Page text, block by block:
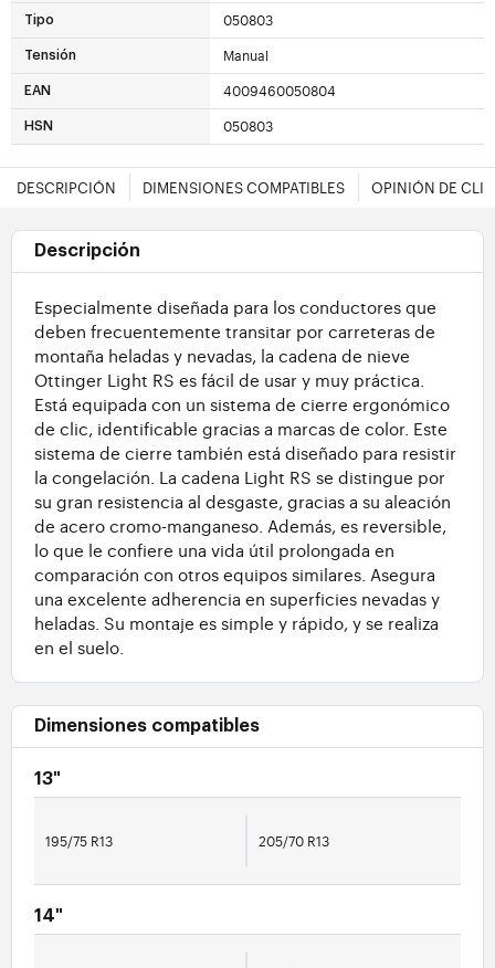
Tipo 050803
Tensión Manual
EAN 4009460050804
HSN 050803
DESCRIPCIÓN DIMENSIONES COMPATIBLES OPINIÓN DE
Descripción
Especialmente diseñada para los conductores que
deben frecuentemente transitar por carreteras de
montaña heladas y nevadas, la cadena de nieve
Ottinger Light RS es fácil de usar y muy práctica.
Está equipada con un sistema de cierre ergonómico
de clic, identificable gracias a marcas de color. Este
sistema de cierre también está diseñado para resistir
la congelación. La cadena Light RS se distingue por
su gran resistencia al desgaste, gracias a su aleación
de acero cromo-manganeso. Además, es reversible,
lo que le confiere una vida útil prolongada en
comparación con otros equipos similares. Asegura
una excelente adherencia en superficies nevadas y
heladas. Su montaje es simple y rápido, y se realiza
en el suelo.
Dimensiones compatibles
13"
195/75 R13 205/70 R13
14"